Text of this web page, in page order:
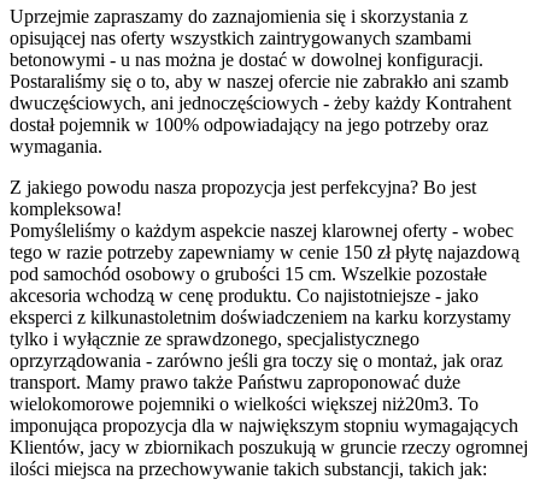
Uprzejmie zapraszamy do zaznajomienia się i skorzystania z
opisującej nas oferty wszystkich zaintrygowanych szambami
betonowymi - u nas można je dostać w dowolnej konfiguracji.
Postaraliśmy się o to, aby w naszej ofercie nie zabrakło ani szamb
dwuczęściowych, ani jednoczęściowych - żeby każdy Kontrahent
dostał pojemnik w 100% odpowiadający na jego potrzeby oraz
wymagania.
Z jakiego powodu nasza propozycja jest perfekcyjna? Bo jest
kompleksowa!
Pomyśleliśmy o każdym aspekcie naszej klarownej oferty - wobec
tego w razie potrzeby zapewniamy w cenie 150 zł płytę najazdową
pod samochód osobowy o grubości 15 cm. Wszelkie pozostałe
akcesoria wchodzą w cenę produktu. Co najistotniejsze - jako
eksperci z kilkunastoletnim doświadczeniem na karku korzystamy
tylko i wyłącznie ze sprawdzonego, specjalistycznego
oprzyrządowania - zarówno jeśli gra toczy się o montaż, jak oraz
transport. Mamy prawo także Państwu zaproponować duże
wielokomorowe pojemniki o wielkości większej niż20m3. To
imponująca propozycja dla w największym stopniu wymagających
Klientów, jacy w zbiornikach poszukują w gruncie rzeczy ogromnej
ilości miejsca na przechowywanie takich substancji, takich jak: